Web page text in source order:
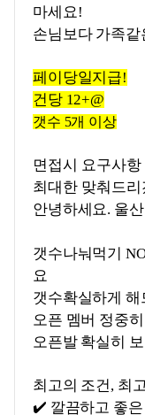
마세요!
손님보다 가족
페이당일지급!
건당 12+@
갯수 5개 이상
면접시 요구사
최대한 맞춰드
안녕하세요. 울
갯수나눠먹기
요
갯수확실하게 해
오픈 멤버 정중
오픈발 확실히
최고의 조건, 최
✔️ 깔끔하고 좋은